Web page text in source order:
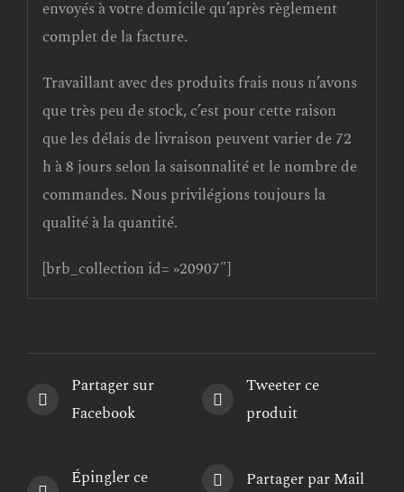
envoyés à votre domicile qu’après règlement
complet de la facture.
Travaillant avec des produits frais nous n’avons
que très peu de stock, c’est pour cette raison
que les délais de livraison peuvent varier de 72
h à 8 jours selon la saisonnalité et le nombre de
commandes. Nous privilégions toujours la
qualité à la quantité.
[brb_collection id= »20907″]
Partager sur
Facebook
Tweeter ce
produit
Épingler ce
Partager par Mail